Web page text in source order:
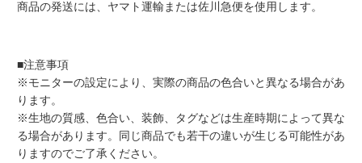
商品の発送には、ヤマト運輸または佐川急便を使用します。
■注意事項
※モニターの設定により、実際の商品の色合いと異なる場合があ
ります。
※生地の質感、色合い、装飾、タグなどは生産時期によって異な
る場合があります。同じ商品でも若干の違いが生じる可能性があ
りますのでご了承ください。